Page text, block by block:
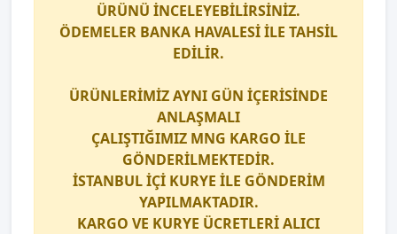
ÜRÜNÜ İNCELEYEBİLİRSİNİZ.
ÖDEMELER BANKA HAVALESİ İLE TAHSİL
EDİLİR.
ÜRÜNLERİMİZ AYNI GÜN İÇERİSİNDE
ANLAŞMALI
ÇALIŞTIĞIMIZ MNG KARGO İLE
GÖNDERİLMEKTEDİR.
İSTANBUL İÇİ KURYE İLE GÖNDERİM
YAPILMAKTADIR.
KARGO VE KURYE ÜCRETLERİ ALICI